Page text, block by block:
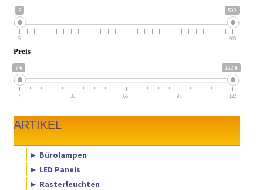
5 500
5 500
Preis
7 € 122 €
7 36 65 93 122
ARTIKEL
► Bürolampen
► LED Panels
► Rasterleuchten